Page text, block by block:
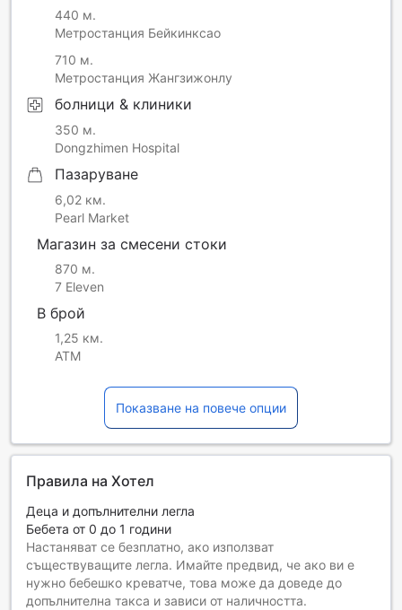
440 м.
Метростанция Бейкинксао
710 м.
Метростанция Жангзижонлу
болници & клиники
350 м.
Dongzhimen Hospital
Пазаруване
6,02 км.
Pearl Market
Магазин за смесени стоки
870 м.
7 Eleven
В брой
1,25 км.
ATM
Показване на повече опции
Правила на Хотел
Деца и допълнителни легла
Бебета от 0 до 1 години
Настаняват се безплатно, ако използват
съществуващите легла. Имайте предвид, че ако ви е
нужно бебешко креватче, това може да доведе до
допълнителна такса и зависи от наличността.